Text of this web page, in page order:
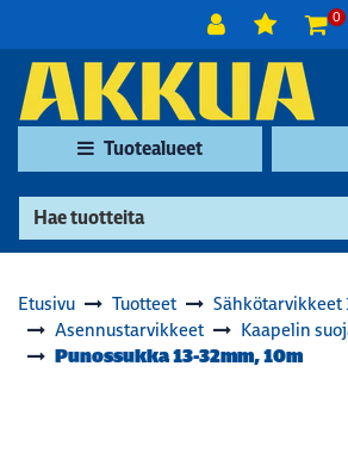
0
Tuotealueet
Etusivu Tuotteet
Sähkötarvikkeet
Asennustarvikkeet
Kaapelin
Punossukka 13-32mm, 10m